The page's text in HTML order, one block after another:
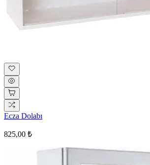
Ecza Dolabı
825,00 ₺